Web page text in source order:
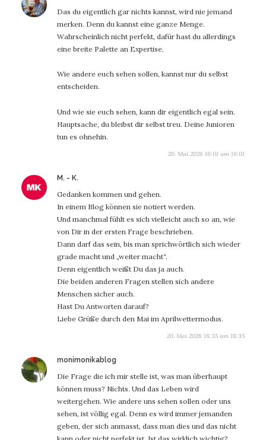
Das du eigentlich gar nichts kannst, wird nie jemand
merken. Denn du kannst eine ganze Menge.
Wahrscheinlich nicht perfekt, dafür hast du allerdings
eine breite Palette an Expertise.
Wie andere euch sehen sollen, kannst nur du selbst
entscheiden.
Und wie sie euch sehen, kann dir eigentlich egal sein.
Hauptsache, du bleibst dir selbst treu. Deine Junioren
tun es ohnehin.
20. Mai 2026 16:01 um 16:01
M. - K.
Gedanken kommen und gehen.
In einem Blog können sie notiert werden.
Und manchmal fühlt es sich vielleicht auch so an, wie
von Dir in der ersten Frage beschrieben.
Dann darf das sein, bis man sprichwörtlich sich wieder
grade macht und „weiter macht“.
Denn eigentlich weißt Du das ja auch.
Die beiden anderen Fragen stellen sich andere
Menschen sicher auch.
Hast Du Antworten darauf?
Liebe Grüße durch den Mai im Aprilwettermodus.
20. Mai 2026 18:35 um 18:35
monimonikablog
Die Frage die ich mir stelle ist, was man überhaupt
können muss? Nichts. Und das Leben wird
weitergehen. Wie andere uns sehen sollen oder uns
sehen, ist völlig egal. Denn es wird immer jemanden
geben, der sich anmasst, dass man dies und das nicht